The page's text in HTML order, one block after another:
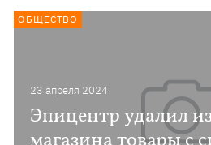
23 апреля 2024
Эпицентр удалил
ОБЩЕСТВО